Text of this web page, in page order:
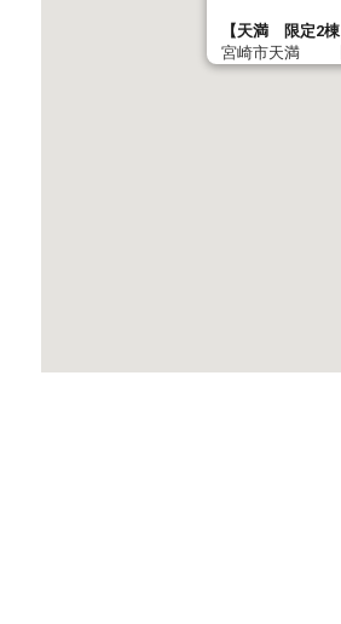
【天満 限定2
宮崎市天満 【